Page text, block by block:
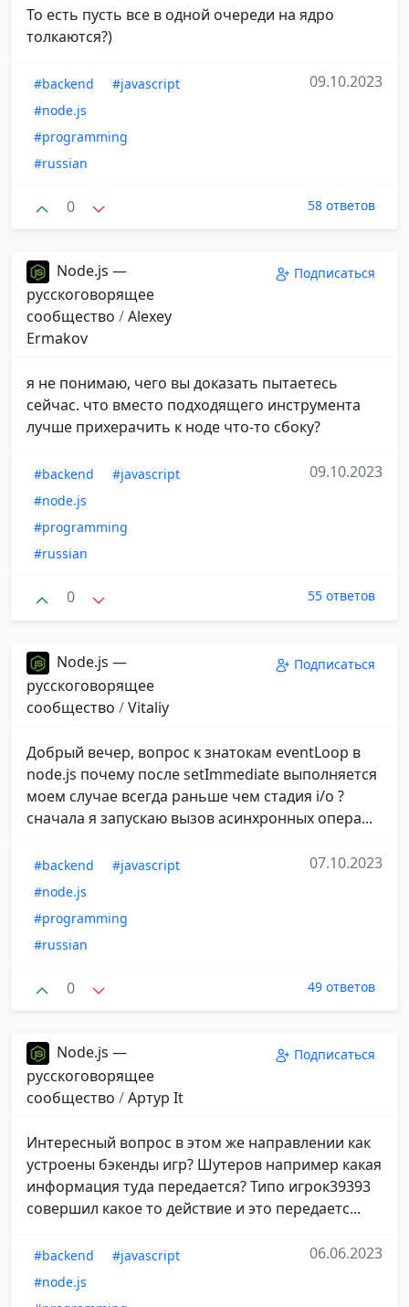
То есть пусть все в одной очереди на ядро
толкаются?)
#backend
#javascript
#node.js
#programming
#russian
09.10.2023
0 58 ответов
Node.js —
русскоговорящее
сообщество /Alexey
Ermakov
Подписаться
я не понимаю, чего вы доказать пытаетесь
сейчас. что вместо подходящего инструмента
лучше прихерачить к ноде что-то сбоку?
#backend
#javascript
#node.js
#programming
#russian
09.10.2023
0 55 ответов
Node.js —
русскоговорящее
сообщество /Vitaliy
Подписаться
Добрый вечер, вопрос к знатокам eventLoop в
node.js почему после setImmediate выполняется
моем случае всегда раньше чем стадия i/o ?
сначала я запускаю вызов асинхронных опера...
#backend
#javascript
#node.js
#programming
#russian
07.10.2023
0 49 ответов
Node.js —
русскоговорящее
сообщество /Aртур It
Подписаться
Интересный вопрос в этом же направлении как
устроены бэкенды игр? Шутеров например какая
информация туда передается? Типо игрок39393
совершил какое то действие и это передаетс...
#backend
#javascript
#node.js
06.06.2023